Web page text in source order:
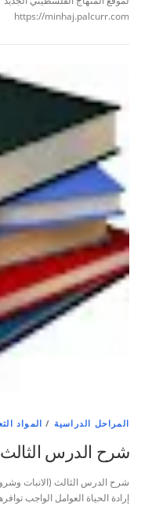
https://minhaj.palcurr.com
المراحل الدراسية / المواد
شرح الدرس